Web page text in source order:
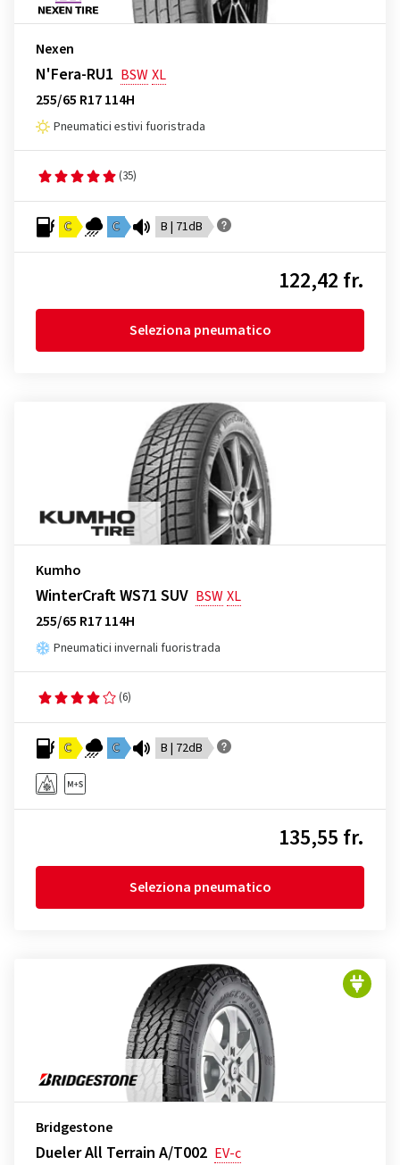
Nexen
N'Fera-RU1 BSWXL
255/65 R17 114H
Pneumatici estivi fuoristrada
(35)
C C B | 71dB
122,42 fr.
Seleziona pneumatico
Kumho
WinterCraft WS71 SUV BSWXL
255/65 R17 114H
Pneumatici invernali fuoristrada
(6)
C C B | 72dB
135,55 fr.
Seleziona pneumatico
Bridgestone
Dueler All Terrain A/T002 EV-c